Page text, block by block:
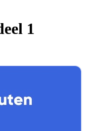
1